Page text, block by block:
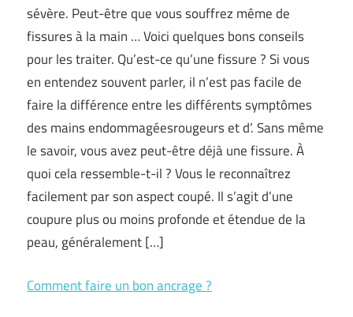
sévère. Peut-être que vous souffrez même de
fissures à la main … Voici quelques bons conseils
pour les traiter. Qu’est-ce qu’une fissure ? Si vous
en entendez souvent parler, il n’est pas facile de
faire la différence entre les différents symptômes
des mains endommagéesrougeurs et d’. Sans même
le savoir, vous avez peut-être déjà une fissure. À
quoi cela ressemble-t-il ? Vous le reconnaîtrez
facilement par son aspect coupé. Il s’agit d’une
coupure plus ou moins profonde et étendue de la
peau, généralement […]
Comment faire un bon ancrage ?